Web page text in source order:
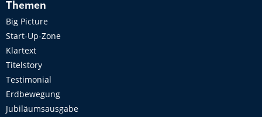
Themen
Big Picture
Start-Up-Zone
Klartext
Titelstory
Testimonial
Erdbewegung
Jubiläumsausgabe